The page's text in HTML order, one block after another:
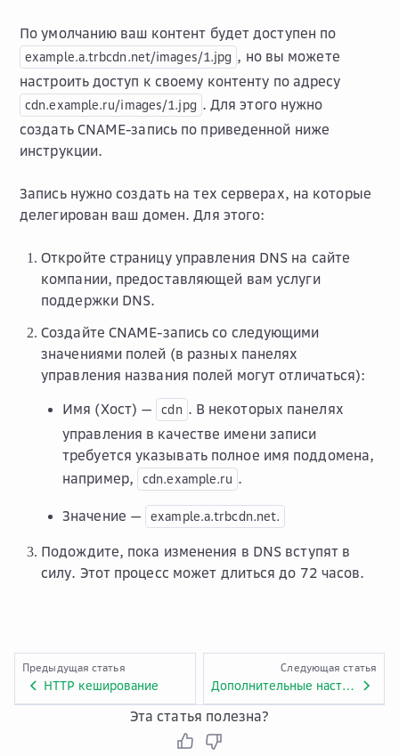
По умолчанию ваш контент будет доступен по
example.a.trbcdn.net/images/1.jpg , но вы можете
настроить доступ к своему контенту по адресу
cdn.example.ru/images/1.jpg . Для этого нужно
создать CNAME-запись по приведенной ниже
инструкции.
Запись нужно создать на тех серверах, на которые
делегирован ваш домен. Для этого:
Откройте страницу управления DNS на сайте
компании, предоставляющей вам услуги
поддержки DNS.
Создайте CNAME-запись со следующими
значениями полей (в разных панелях
управления названия полей могут отличаться):
Имя (Хост) —
cdn . В некоторых панелях
управления в качестве имени записи
требуется указывать полное имя поддомена,
например,
cdn.example.ru .
Значение — example.a.trbcdn.net.
Подождите, пока изменения в DNS вступят в
силу. Этот процесс может длиться до 72 часов.
Предыдущая статья
HTTP кеширование
Следующая статья
Дополнительные настройки HTTP-ресурса
Эта статья полезна?